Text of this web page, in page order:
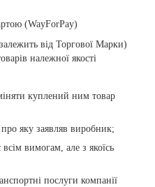
(WayForPay)
від Торгової Марки)
належної якості
куплений ним товар
про яку заявляв виробник;
вимогам, але з якоїсь
послуги компанії